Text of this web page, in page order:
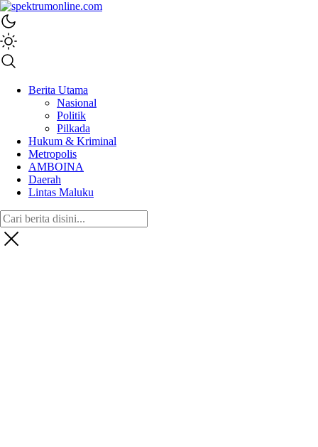
spektrumonline.com
Berita Utama
Nasional
Politik
Pilkada
Hukum & Kriminal
Metropolis
AMBOINA
Daerah
Lintas Maluku